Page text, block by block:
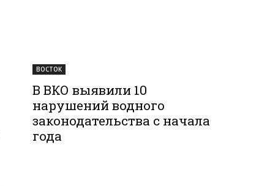
ВОСТОК
В ВКО выявили 10
нарушений водного
законодательства с начала
года